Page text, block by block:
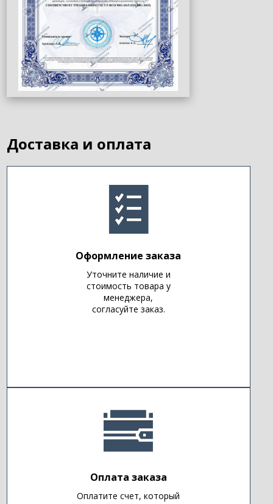
Доставка и оплата
Оформление заказа
Уточните наличие и
стоимость товара у
менеджера,
согласуйте заказ.
Оплата заказа
Оплатите счет, который